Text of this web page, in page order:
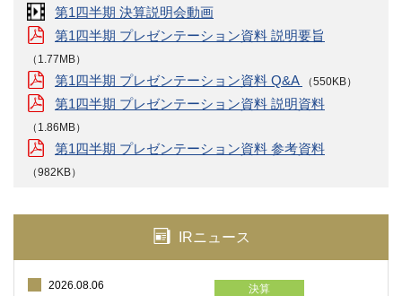
第1四半期 決算説明会動画
第1四半期 プレゼンテーション資料 説明要旨
（1.77MB）
第1四半期 プレゼンテーション資料 Q&A （550KB）
第1四半期 プレゼンテーション資料 説明資料
（1.86MB）
第1四半期 プレゼンテーション資料 参考資料
（982KB）
IRニュース
2026.08.06 決算